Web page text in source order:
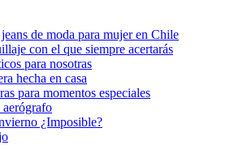
de moda para mujer en Chile
con el que siempre acertarás
para nosotras
hecha en casa
para momentos especiales
¿Imposible?